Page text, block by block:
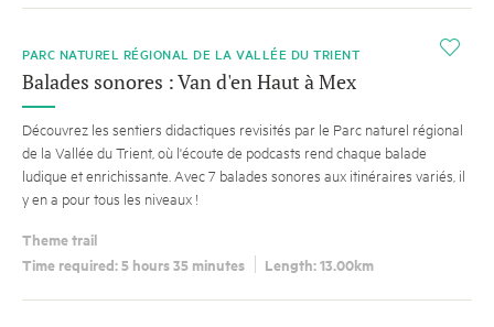
i
PARC NATUREL RÉGIONAL DE LA VALLÉE DU TRIENT
Balades sonores : Van d'en Haut à Mex
Découvrez les sentiers didactiques revisités par le Parc naturel régional
de la Vallée du Trient, où l'écoute de podcasts rend chaque balade
ludique et enrichissante. Avec 7 balades sonores aux itinéraires variés, il
y en a pour tous les niveaux !
Theme trail
Time required: 5 hours 35 minutes
Length: 13.00km